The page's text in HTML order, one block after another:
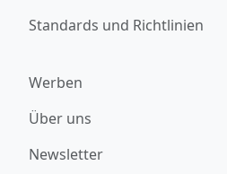
Standards und Richtlinien
Werben
Über uns
Newsletter